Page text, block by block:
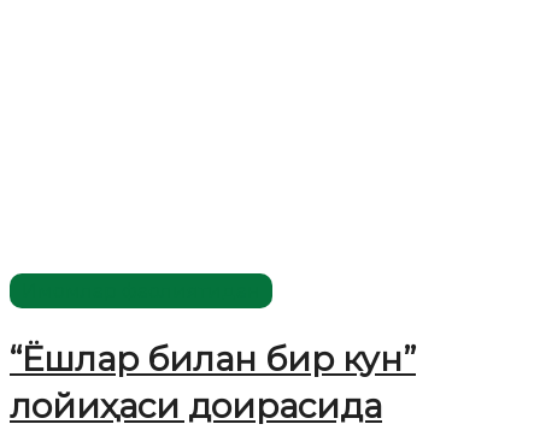
“Ёшлар билан бир кун”
лойиҳаси доирасида